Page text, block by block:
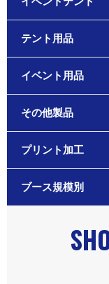
テント用品
イベント用品
その他製品
プリント加工
ブース規模別